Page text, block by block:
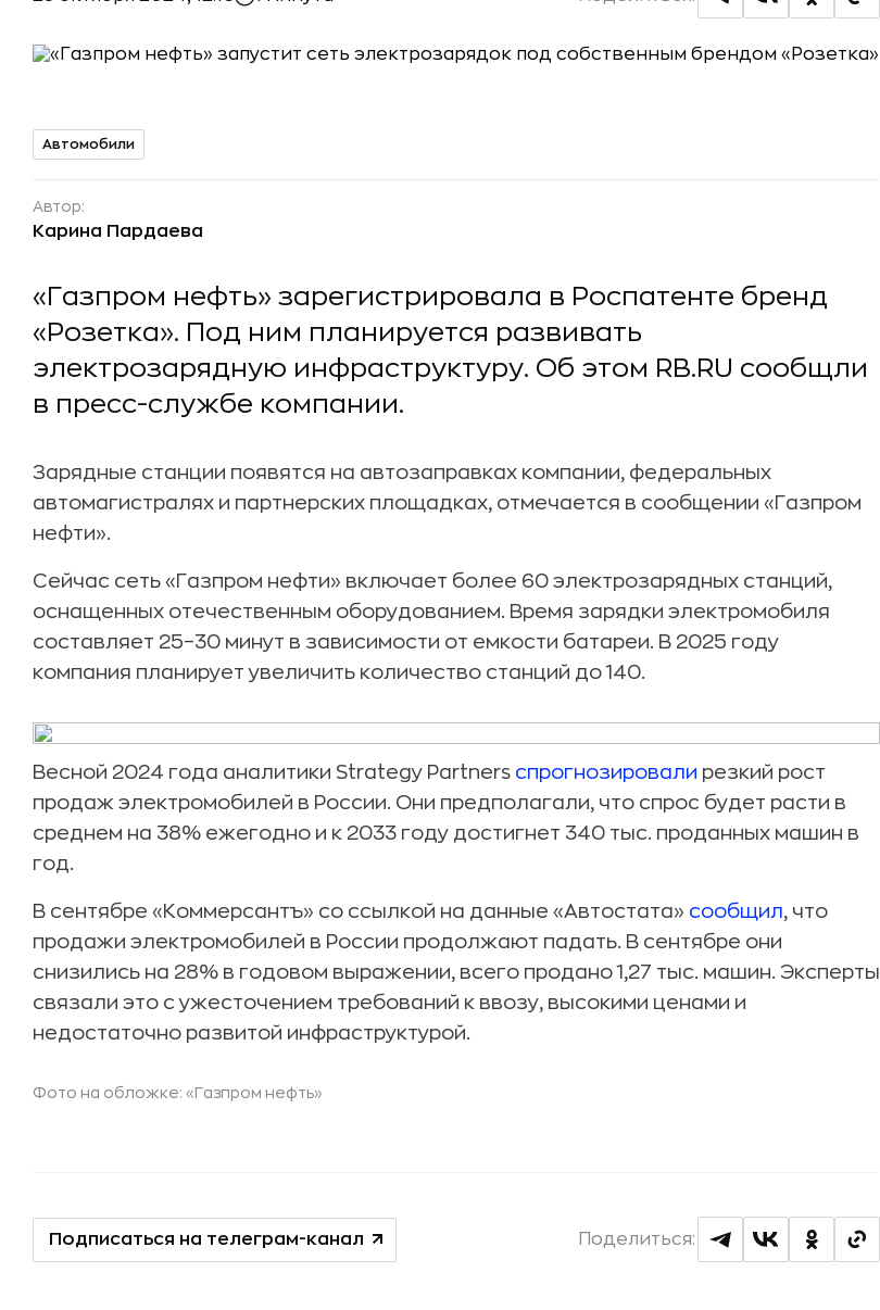
Автомобили
Автор:
Карина Пардаева
«Газпром нефть» зарегистрировала в Роспатенте бренд
«Розетка». Под ним планируется развивать
электрозарядную инфраструктуру. Об этом RB.RU сообщли
в пресс-службе компании.
Зарядные станции появятся на автозаправках компании, федеральных
автомагистралях и партнерских площадках, отмечается в сообщении «Газпром
нефти».
Сейчас сеть «Газпром нефти» включает более 60 электрозарядных станций,
оснащенных отечественным оборудованием. Время зарядки электромобиля
составляет 25–30 минут в зависимости от емкости батареи. В 2025 году
компания планирует увеличить количество станций до 140.
Весной 2024 года аналитики Strategy Partners спрогнозировали резкий рост
продаж электромобилей в России. Они предполагали, что спрос будет расти в
среднем на 38% ежегодно и к 2033 году достигнет 340 тыс. проданных машин в
год.
В сентябре «Коммерсантъ» со ссылкой на данные «Автостата» сообщил, что
продажи электромобилей в России продолжают падать. В сентябре они
снизились на 28% в годовом выражении, всего продано 1,27 тыс. машин. Эксперты
связали это с ужесточением требований к ввозу, высокими ценами и
недостаточно развитой инфраструктурой.
Фото на обложке: «Газпром нефть»
Подписаться на телеграм-канал Поделиться: